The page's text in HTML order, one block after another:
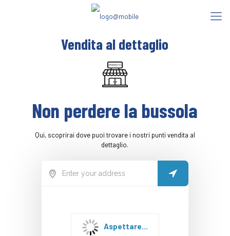
Vendita al dettaglio
Non perdere la bussola
Qui, scoprirai dove puoi trovare i nostri punti vendita al
dettaglio.
Aspettare...